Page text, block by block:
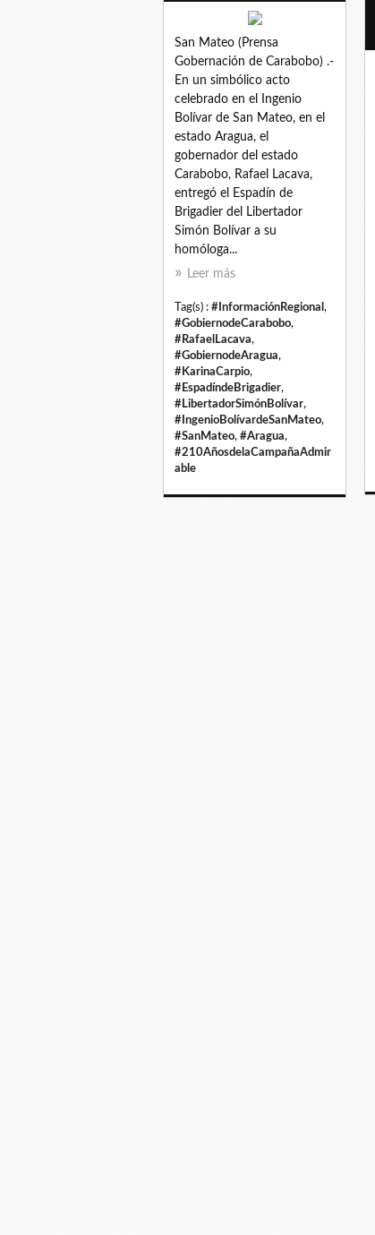
San Mateo (Prensa
Gobernación de Carabobo) .-
En un simbólico acto
celebrado en el Ingenio
Bolívar de San Mateo, en el
estado Aragua, el
gobernador del estado
Carabobo, Rafael Lacava,
entregó el Espadín de
Brigadier del Libertador
Simón Bolívar a su
homóloga...
Leer más
Tag(s) : #InformaciónRegional ,
#GobiernodeCarabobo,
#RafaelLacava,
#GobiernodeAragua,
#KarinaCarpio,
#EspadíndeBrigadier,
#LibertadorSimónBolívar,
#IngenioBolívardeSanMateo,
#SanMateo, #Aragua,
#210AñosdelaCampañaAdmir
able